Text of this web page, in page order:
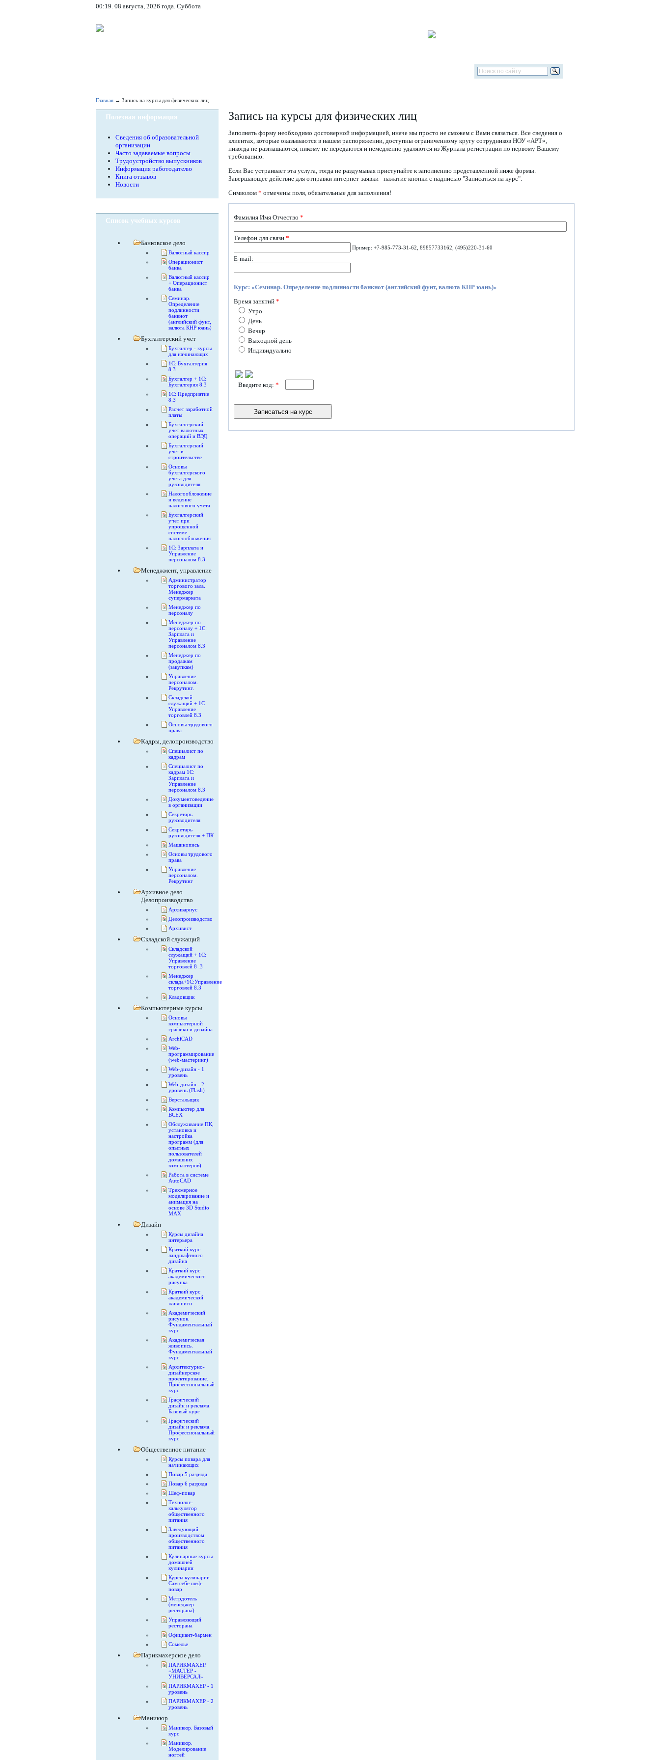
00:19. 08 августа, 2026 года. Суббота
Главная → Запись на курсы для физических лиц
Полезная информация
Сведения об образовательной
организации
Часто задаваемые вопросы
Трудоустройство выпускников
Информация работодателю
Книга отзывов
Новости
Список учебных курсов
Банковское дело
Валютный кассир
Операционист
банка
Валютный кассир
+ Операционист
банка
Семинар.
Определение
подлинности
банкнот
(английский фунт,
валюта КНР юань)
Бухгалтерский учет
Бухгалтер - курсы
для начинающих
1С: Бухгалтерия
8.3
Бухгалтер + 1С:
Бухгалтерия 8.3
1С: Предприятие
8.3
Расчет заработной
платы
Бухгалтерский
учет валютных
операций и ВЭД
Бухгалтерский
учет в
строительстве
Основы
бухгалтерского
учета для
руководителя
Налогообложение
и ведение
налогового учета
Бухгалтерский
учет при
упрощенной
системе
налогообложения
1С: Зарплата и
Управление
персоналом 8.3
Менеджмент, управление
Администратор
торгового зала.
Менеджер
супермаркета
Менеджер по
персоналу
Менеджер по
персоналу + 1С:
Зарплата и
Управление
персоналом 8.3
Менеджер по
продажам
(закупкам)
Управление
персоналом.
Рекрутинг.
Складской
служащий + 1С
Управление
торговлей 8.3
Основы трудового
права
Кадры, делопроизводство
Специалист по
кадрам
Специалист по
кадрам 1С:
Зарплата и
Управление
персоналом 8.3
Документоведение
в организации
Секретарь
руководителя
Секретарь
руководителя + ПК
Машинопись
Основы трудового
права
Управление
персоналом.
Рекрутинг
Архивное дело.
Делопроизводство
Архивариус
Делопроизводство
Архивист
Складской служащий
Складской
служащий + 1С:
Управление
торговлей 8 .3
Менеджер
склада+1С:Управление
торговлей 8.3
Кладовщик
Компьютерные курсы
Основы
компьютерной
графики и дизайна
ArchiCAD
Web-
программирование
(web-мастеринг)
Web-дизайн - 1
уровень
Web-дизайн - 2
уровень (Flash)
Верстальщик
Компьютер для
ВСЕХ
Обслуживание ПК,
установка и
настройка
программ (для
опытных
пользователей
домашних
компьютеров)
Работа в системе
AutoCAD
Трехмерное
моделирование и
анимация на
основе 3D Studio
MAX
Дизайн
Курсы дизайна
интерьера
Краткий курс
ландшафтного
дизайна
Краткий курс
академического
рисунка
Краткий курс
академической
живописи
Академический
рисунок.
Фундаментальный
курс
Академическая
живопись.
Фундаментальный
курс
Архитектурно-
дизайнерское
проектирование.
Профессиональный
курс
Графический
дизайн и реклама.
Базовый курс
Графический
дизайн и реклама.
Профессиональный
курс
Общественное питание
Курсы повара для
начинающих
Повар 5 разряда
Повар 6 разряда
Шеф-повар
Технолог-
калькулятор
общественного
питания
Заведующий
производством
общественного
питания
Кулинарные курсы
домашней
кулинарии
Курсы кулинарии
Сам себе шеф-
повар
Метрдотель
(менеджер
ресторана)
Управляющий
ресторана
Официант-бармен
Сомелье
Парикмахерское дело
ПАРИКМАХЕР.
«МАСТЕР -
УНИВЕРСАЛ»
ПАРИКМАХЕР - 1
уровень
ПАРИКМАХЕР - 2
уровень
Маникюр
Маникюр. Базовый
курс
Маникюр.
Моделирование
ногтей
Запись на курсы для физических лиц
Заполнять форму необходимо достоверной информацией, иначе мы просто не сможем с Вами связаться. Все сведения о
клиентах, которые оказываются в нашем распоряжении, доступны ограниченному кругу сотрудников НОУ «АРТ»,
никогда не разглашаются, никому не передаются и немедленно удаляются из Журнала регистрации по первому Вашему
требованию.
Если Вас устраивает эта услуга, тогда не раздумывая приступайте к заполнению представленной ниже формы.
Завершающее действие для отправки интернет-заявки - нажатие кнопки с надписью "Записаться на курс".
Символом * отмечены поля, обязательные для заполнения!
Фамилия Имя Отчество *
Телефон для связи *
Пример: +7-985-773-31-62, 89857733162, (495)220-31-60
E-mail:
Курс: «Семинар. Определение подлинности банкнот (английский фунт, валюта КНР юань)»
Время занятий *
Утро
День
Вечер
Выходной день
Индивидуально
Введите код: *